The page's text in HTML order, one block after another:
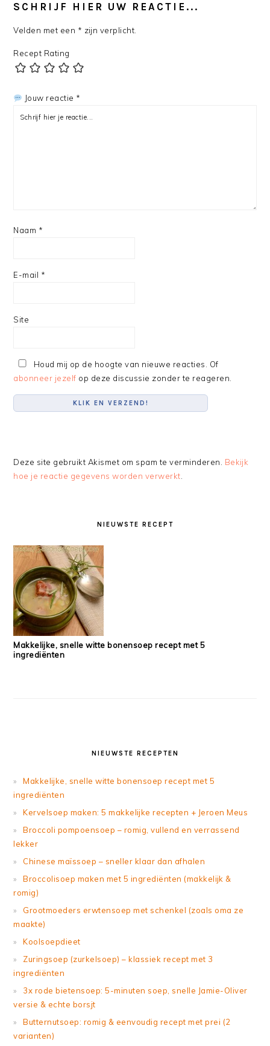
SCHRIJF HIER UW REACTIE...
Velden met een * zijn verplicht.
Recept Rating
Jouw reactie *
Naam *
E-mail *
Site
Houd mij op de hoogte van nieuwe reacties. Of
abonneer jezelf op deze discussie zonder te reageren.
Deze site gebruikt Akismet om spam te verminderen. Bekijk
hoe je reactie gegevens worden verwerkt.
NIEUWSTE RECEPT
Makkelijke, snelle witte bonensoep recept met 5
ingrediënten
NIEUWSTE RECEPTEN
Makkelijke, snelle witte bonensoep recept met 5
ingrediënten
Kervelsoep maken: 5 makkelijke recepten + Jeroen Meus
Broccoli pompoensoep – romig, vullend en verrassend
lekker
Chinese maïssoep – sneller klaar dan afhalen
Broccolisoep maken met 5 ingrediënten (makkelijk &
romig)
Grootmoeders erwtensoep met schenkel (zoals oma ze
maakte)
Koolsoepdieet
Zuringsoep (zurkelsoep) – klassiek recept met 3
ingrediënten
3x rode bietensoep: 5-minuten soep, snelle Jamie-Oliver
versie & echte borsjt
Butternutsoep: romig & eenvoudig recept met prei (2
varianten)